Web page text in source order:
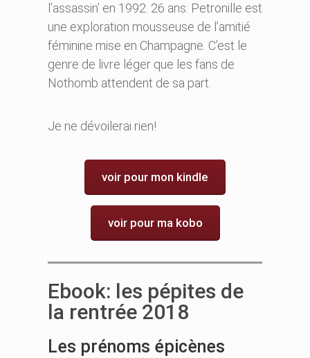
l’assassin’ en 1992. 26 ans. Petronille est
une exploration mousseuse de l’amitié
féminine mise en Champagne. C’est le
genre de livre léger que les fans de
Nothomb attendent de sa part.
Je ne dévoilerai rien!
voir pour mon kindle
voir pour ma kobo
Ebook: les pépites de
la rentrée 2018
Les prénoms épicènes